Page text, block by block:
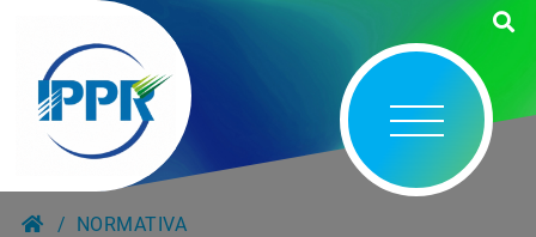
NORMATIVA